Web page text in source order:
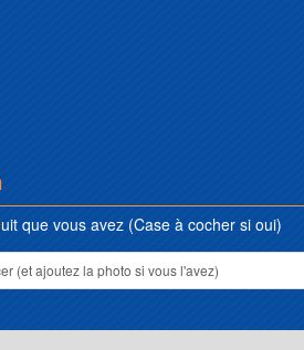
que vous avez (Case à cocher si oui)